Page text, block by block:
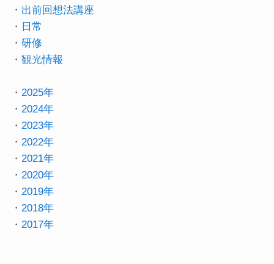
・ 出前回想法講座
・ 日常
・ 研修
・ 観光情報
・ 2025年
・ 2024年
・ 2023年
・ 2022年
・ 2021年
・ 2020年
・ 2019年
・ 2018年
・ 2017年